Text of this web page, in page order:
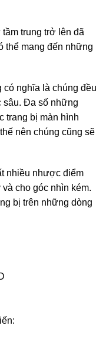
trung trở lên đã
thể mang đến những
có nghĩa là chúng đều
sâu. Đa số những
trang bị màn hình
nên chúng cũng sẽ
nhiều nhược điểm
cho góc nhìn kém.
bị trên những dòng